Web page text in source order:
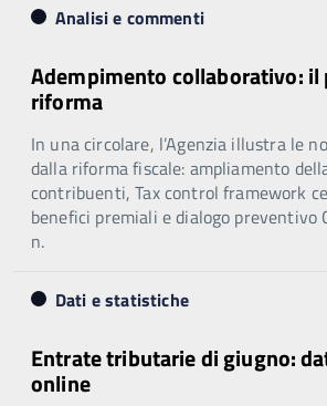
Analisi e commenti
Adempimento collaborativo: il
riforma
In una circolare, l’Agenzia illustra le
dalla riforma fiscale: ampliamento
contribuenti, Tax control framework
benefici premiali e dialogo preventivo
n.
Dati e statistiche
Entrate tributarie di giugno:
online